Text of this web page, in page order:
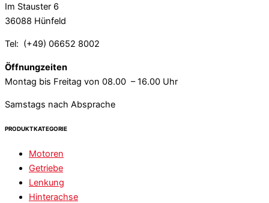
Im Stauster 6
36088 Hünfeld
Tel: (+49) 06652 8002
Öffnungzeiten
Montag bis Freitag von 08.00 – 16.00 Uhr
Samstags nach Absprache
PRODUKTKATEGORIE
Motoren
Getriebe
Lenkung
Hinterachse